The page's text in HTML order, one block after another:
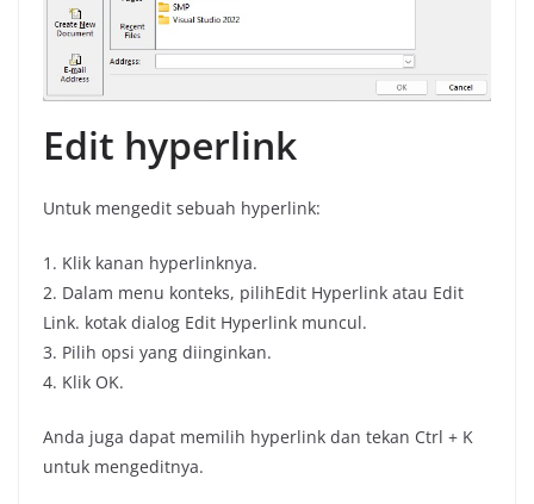
Edit hyperlink
Untuk mengedit sebuah hyperlink:
1. Klik kanan hyperlinknya.
2. Dalam menu konteks, pilihEdit Hyperlink atau Edit
Link. kotak dialog Edit Hyperlink muncul.
3. Pilih opsi yang diinginkan.
4. Klik OK.
Anda juga dapat memilih hyperlink dan tekan Ctrl + K
untuk mengeditnya.